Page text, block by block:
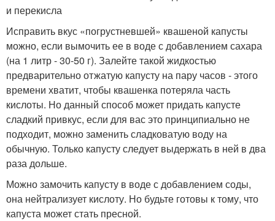
и перекисла
Исправить вкус «погрустневшей» квашеной капусты
можно, если вымочить ее в воде с добавлением сахара
(на 1 литр - 30-50 г). Залейте такой жидкостью
предварительно отжатую капусту на пару часов - этого
времени хватит, чтобы квашенка потеряла часть
кислоты. Но данный способ может придать капусте
сладкий привкус, если для вас это принципиально не
подходит, можно заменить сладковатую воду на
обычную. Только капусту следует выдержать в ней в два
раза дольше.
Можно замочить капусту в воде с добавлением соды,
она нейтрализует кислоту. Но будьте готовы к тому, что
капуста может стать пресной.